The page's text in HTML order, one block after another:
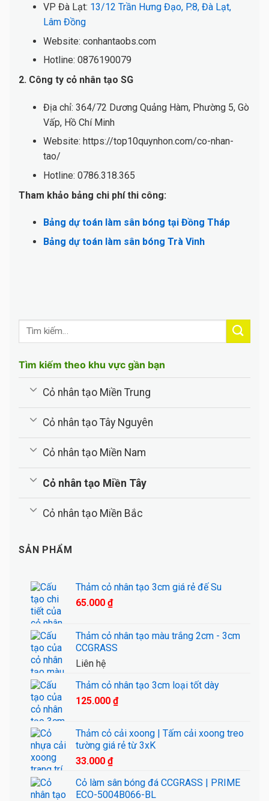
VP Đà Lạt: 13/12 Trần Hưng Đạo, P.8, Đà Lạt,
Lâm Đồng
Website: conhantaobs.com
Hotline: 0876190079
2. Công ty cỏ nhân tạo SG
Địa chỉ: 364/72 Dương Quảng Hàm, Phường 5, Gò
Vấp, Hồ Chí Minh
Website: https://top10quynhon.com/co-nhan-
tao/
Hotline: 0786.318.365
Tham khảo bảng chi phí thi công:
Bảng dự toán làm sân bóng tại Đồng Tháp
Bảng dự toán làm sân bóng Trà Vinh
Tìm kiếm theo khu vực gần bạn
Cỏ nhân tạo Miền Trung
Cỏ nhân tạo Tây Nguyên
Cỏ nhân tạo Miền Nam
Cỏ nhân tạo Miền Tây
Cỏ nhân tạo Miền Bắc
SẢN PHẨM
Thảm cỏ nhân tạo 3cm giá rẻ đế Su
65.000 ₫
Thảm cỏ nhân tạo màu trắng 2cm - 3cm
CCGRASS
Liên hệ
Thảm cỏ nhân tạo 3cm loại tốt dày
125.000 ₫
Thảm cỏ cải xoong | Tấm cải xoong treo
tường giá rẻ từ 3xK
33.000 ₫
Cỏ làm sân bóng đá CCGRASS | PRIME
ECO-5004B066-BL